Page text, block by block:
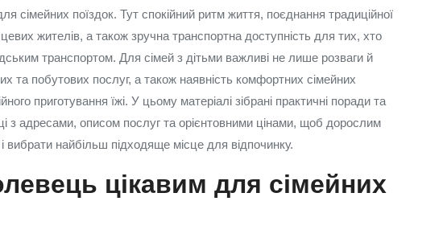
сімейних поїздок. Тут спокійний ритм життя, поєднання традиційної
жителів, а також зручна транспортна доступність для тих, хто
транспортом. Для сімей з дітьми важливі не лише розваги й
та побутових послуг, а також наявність комфортних сімейних
приготування їжі. У цьому матеріалі зібрані практичні поради та
з адресами, описом послуг та орієнтовними цінами, щоб дорослим
вибрати найбільш підходяще місце для відпочинку.
цікавим для сімейних